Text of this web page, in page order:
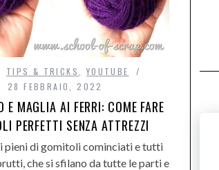
TIPS & TRICKS
YOUTUBE
28 FEBBRAIO, 2022
E MAGLIA AI FERRI: COME FARE
PERFETTI SENZA ATTREZZI
pieni di gomitoli cominciati e tutti
che si sfilano da tutte le parti e